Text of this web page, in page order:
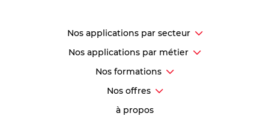
Nos applications par secteur
Nos applications par métier
Nos formations
Nos offres
à propos